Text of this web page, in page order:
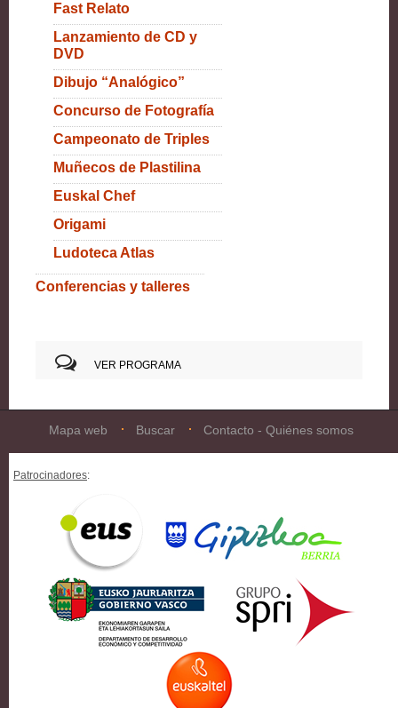
Fast Relato
Lanzamiento de CD y
DVD
Dibujo “Analógico”
Concurso de Fotografía
Campeonato de Triples
Muñecos de Plastilina
Euskal Chef
Origami
Ludoteca Atlas
Conferencias y talleres
VER PROGRAMA
Mapa web Buscar Contacto - Quiénes somos
Patrocinadores: